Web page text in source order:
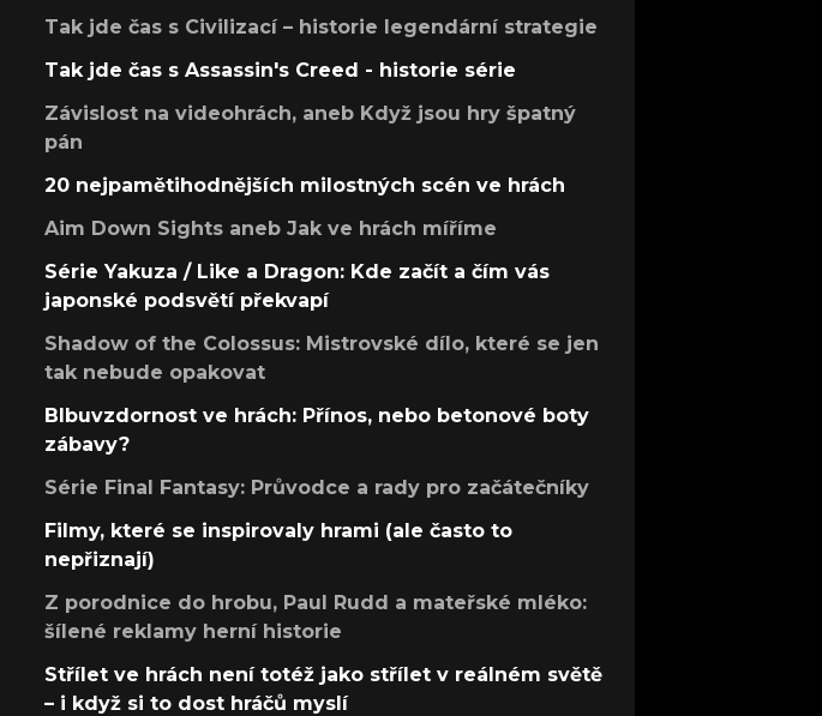
Tak jde čas s Civilizací – historie legendární strategie
Tak jde čas s Assassin's Creed - historie série
Závislost na videohrách, aneb Když jsou hry špatný
pán
20 nejpamětihodnějších milostných scén ve hrách
Aim Down Sights aneb Jak ve hrách míříme
Série Yakuza / Like a Dragon: Kde začít a čím vás
japonské podsvětí překvapí
Shadow of the Colossus: Mistrovské dílo, které se jen
tak nebude opakovat
Blbuvzdornost ve hrách: Přínos, nebo betonové boty
zábavy?
Série Final Fantasy: Průvodce a rady pro začátečníky
Filmy, které se inspirovaly hrami (ale často to
nepřiznají)
Z porodnice do hrobu, Paul Rudd a mateřské mléko:
šílené reklamy herní historie
Střílet ve hrách není totéž jako střílet v reálném světě
– i když si to dost hráčů myslí